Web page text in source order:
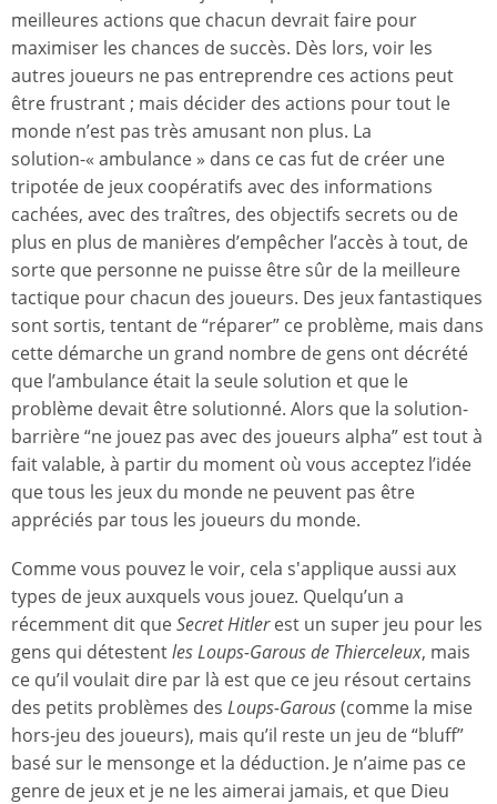
meilleures actions que chacun devrait faire pour
maximiser les chances de succès. Dès lors, voir les
autres joueurs ne pas entreprendre ces actions peut
être frustrant ; mais décider des actions pour tout le
monde n’est pas très amusant non plus. La
solution-« ambulance » dans ce cas fut de créer une
tripotée de jeux coopératifs avec des informations
cachées, avec des traîtres, des objectifs secrets ou de
plus en plus de manières d’empêcher l’accès à tout, de
sorte que personne ne puisse être sûr de la meilleure
tactique pour chacun des joueurs. Des jeux fantastiques
sont sortis, tentant de “réparer” ce problème, mais dans
cette démarche un grand nombre de gens ont décrété
que l’ambulance était la seule solution et que le
problème devait être solutionné. Alors que la solution-
barrière “ne jouez pas avec des joueurs alpha” est tout à
fait valable, à partir du moment où vous acceptez l’idée
que tous les jeux du monde ne peuvent pas être
appréciés par tous les joueurs du monde.
Comme vous pouvez le voir, cela s'applique aussi aux
types de jeux auxquels vous jouez. Quelqu’un a
récemment dit queSecret Hitlerest un super jeu pour les
gens qui détestentles Loups-Garous de Thierceleux, mais
ce qu’il voulait dire par là est que ce jeu résout certains
des petits problèmes des Loups-Garous(comme la mise
hors-jeu des joueurs), mais qu’il reste un jeu de “bluff”
basé sur le mensonge et la déduction. Je n’aime pas ce
genre de jeux et je ne les aimerai jamais, et que Dieu